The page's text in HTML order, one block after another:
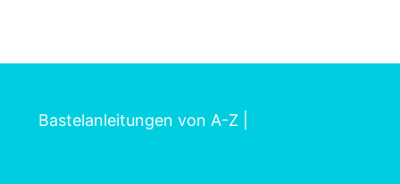
Bastelanleitungen von A-Z